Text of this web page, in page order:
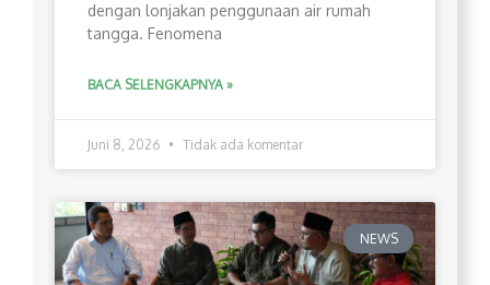
dengan lonjakan penggunaan air rumah
tangga. Fenomena
BACA SELENGKAPNYA »
Juni 8, 2026 Tidak ada komentar
NEWS